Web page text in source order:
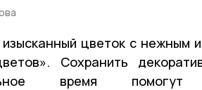
цветок с нежным
Сохранить
время помогут